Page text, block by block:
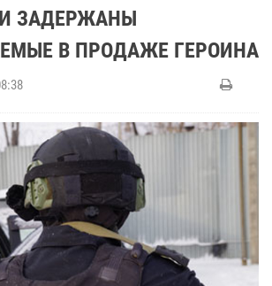
ЗАДЕРЖАНЫ
В ПРОДАЖЕ ГЕРОИНА